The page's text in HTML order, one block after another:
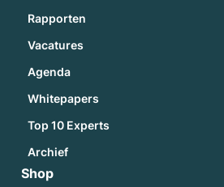
Rapporten
Vacatures
Agenda
Whitepapers
Top 10 Experts
Archief
Shop